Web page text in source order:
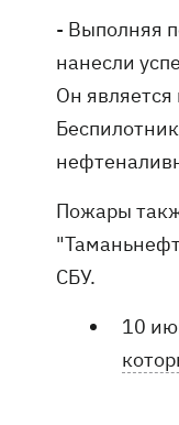
- Выполняя
нанесли
Он
Пожары
СБУ.
10